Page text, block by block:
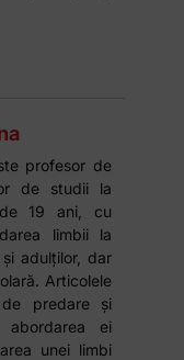
profesor de
de studii la
de 19 ani, cu
limbii la
adulților, dar
Articolele
predare și
abordarea ei
unei limbi